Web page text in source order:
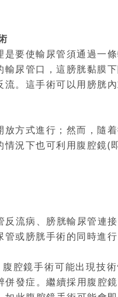
是要使輸尿管須通過一
輸尿管口，這膀胱黏膜
流。這手術可以用膀胱
放方式進行；然而，隨
情況下也可利用腹腔鏡(
反流病、膀胱輸尿管連
或膀胱手術的同時進行
腔鏡手術可能出現技
併發症。繼續採用腹腔